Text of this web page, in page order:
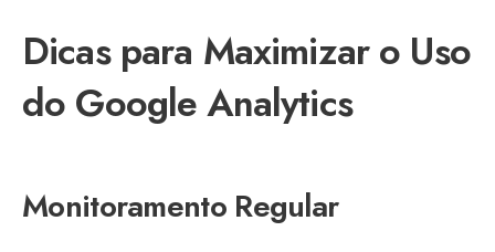
Dicas para Maximizar o Uso
do Google Analytics
Monitoramento Regular